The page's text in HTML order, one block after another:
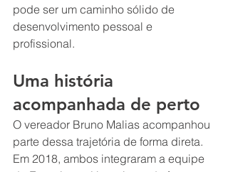
pode ser um caminho sólido de
desenvolvimento pessoal e
profissional.
Uma história
acompanhada de perto
O vereador Bruno Malias acompanhou
parte dessa trajetória de forma direta.
Em 2018, ambos integraram a equipe